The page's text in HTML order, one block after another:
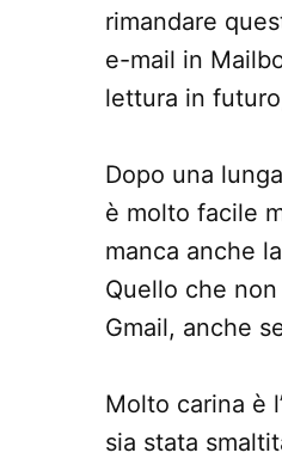
rimandare
e-mail in
lettura in
Dopo una
è molto facile
manca anche
Quello che
Gmail, anche
Molto carina è
sia stata